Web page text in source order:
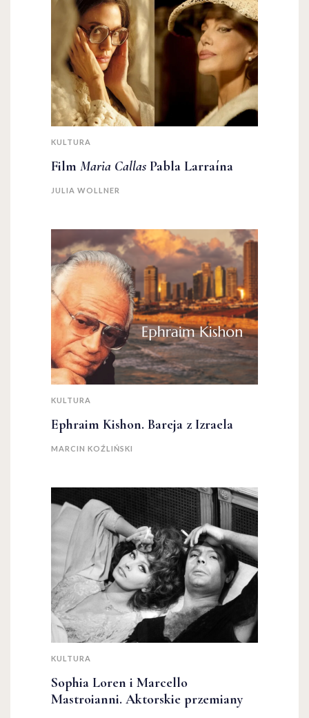
KULTURA
Film Maria Callas Pabla Larraína
JULIA WOLLNER
KULTURA
Ephraim Kishon. Bareja z Izraela
MARCIN KOŹLIŃSKI
KULTURA
Sophia Loren i Marcello
Mastroianni. Aktorskie przemiany